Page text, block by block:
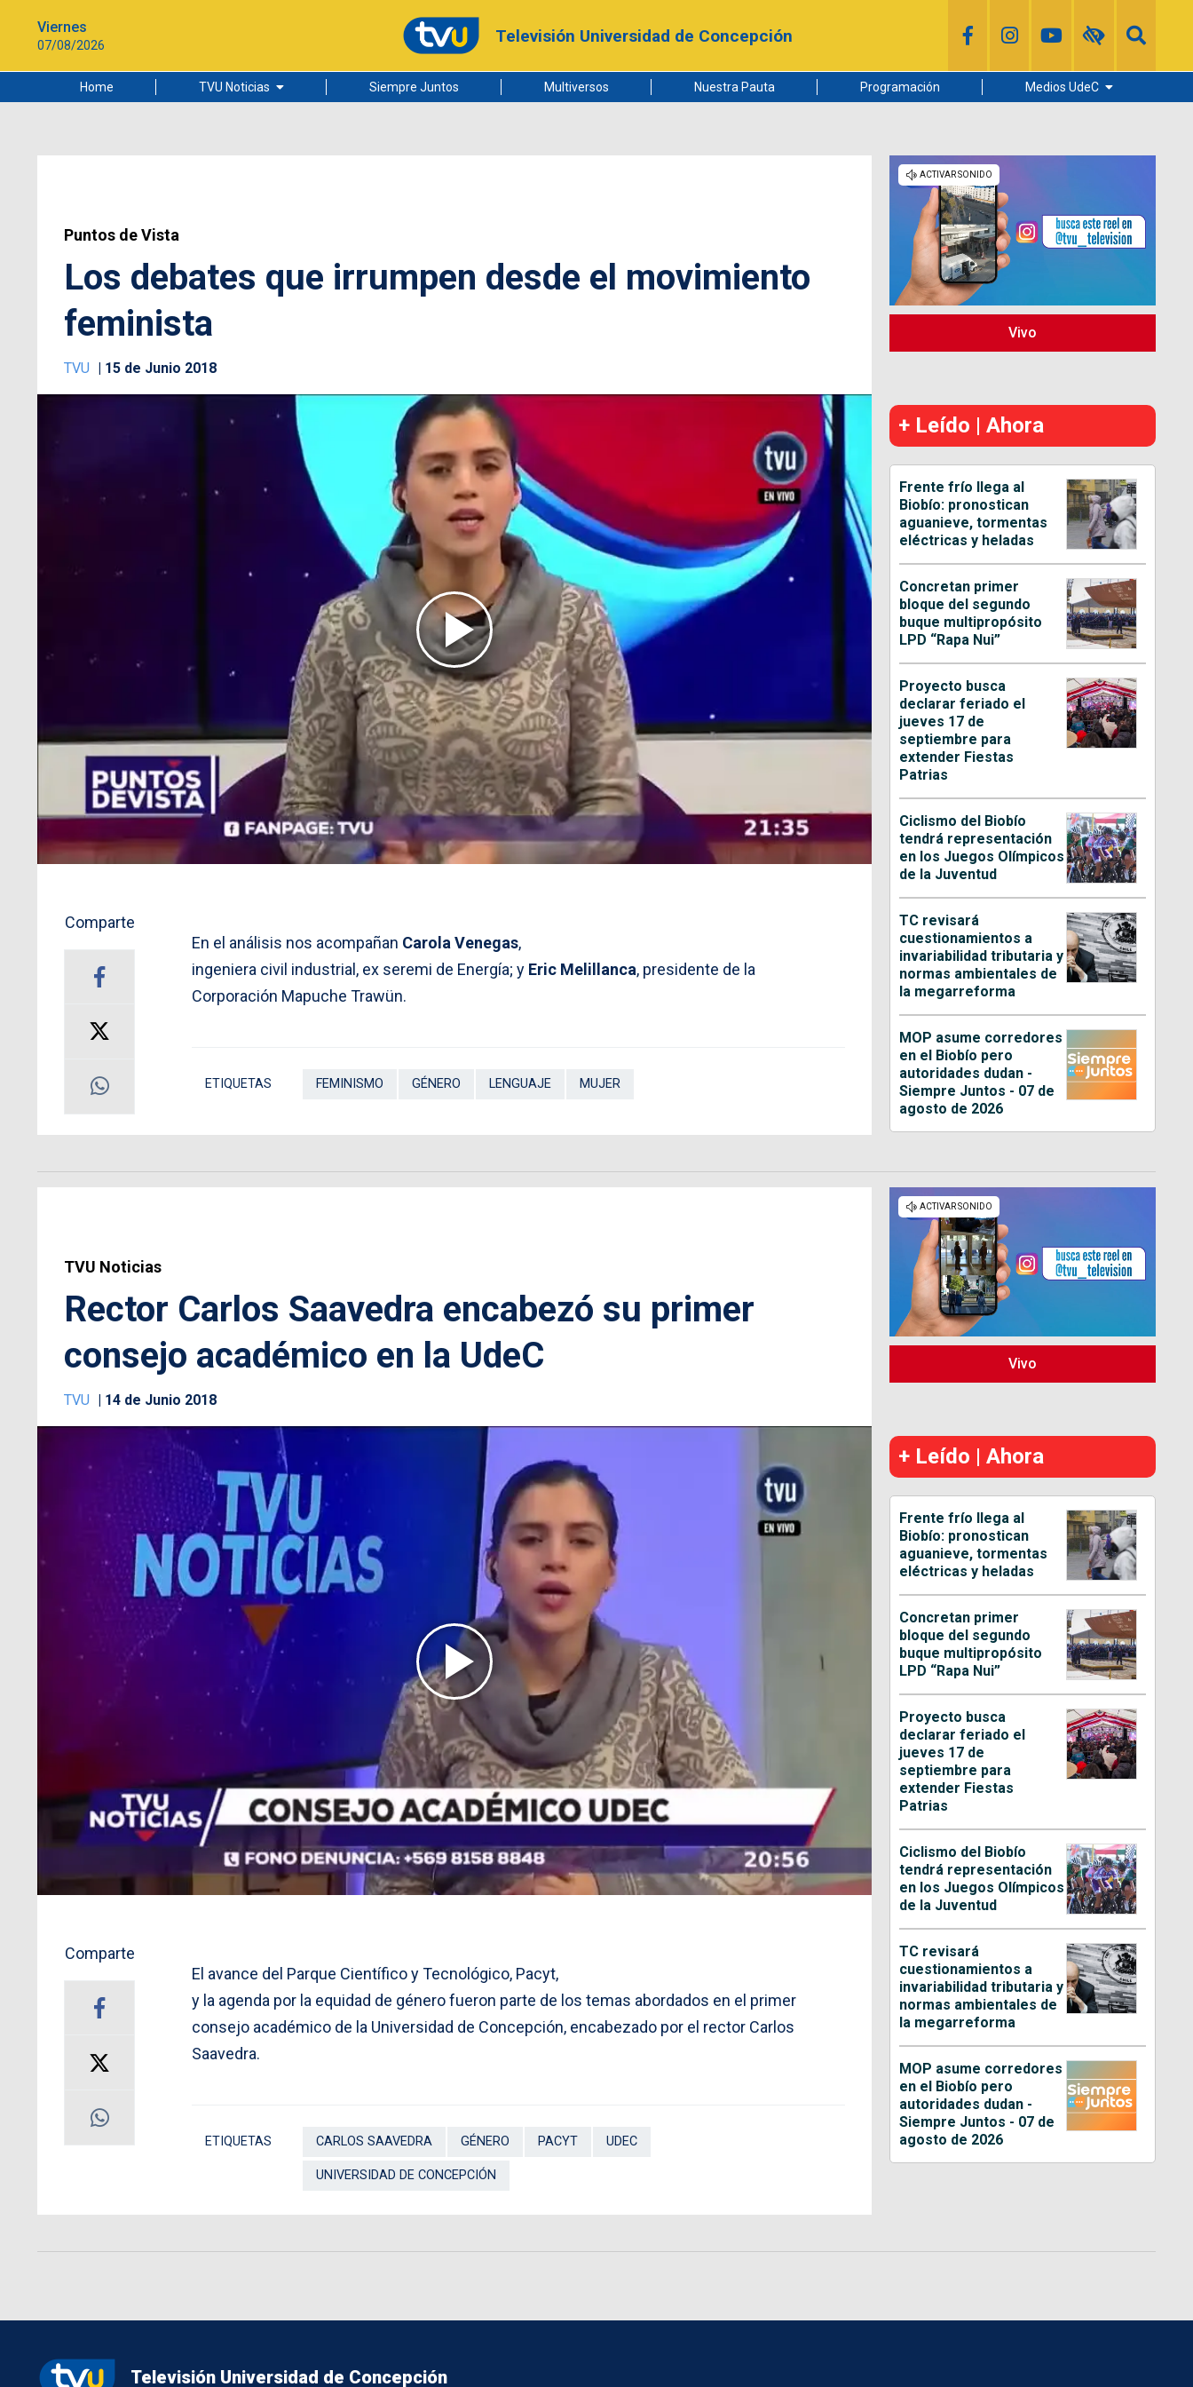
Viernes
07/08/2026 Televisión Universidad de Concepción
Home TVU Noticias
Ciudad
Siempre Juntos Multiversos Nuestra Pauta Programación Medios UdeC
Radio UdeC
Noticias UdeC
La Discusión
Puntos de Vista
Los debates que irrumpen desde el movimiento
feminista
TVU 15 de Junio 2018
Comparte
En el análisis nos acompañan Carola Venegas,
ingeniera civil industrial, ex seremi de Energía; y Eric Melillanca, presidente de la
Corporación Mapuche Trawün.
ETIQUETAS FEMINISMO GÉNERO LENGUAJE MUJER
Vivo
+ Leído | Ahora
Frente frío llega al
Biobío: pronostican
aguanieve, tormentas
eléctricas y heladas
Concretan primer
bloque del segundo
buque multipropósito
LPD “Rapa Nui”
Proyecto busca
declarar feriado el
jueves 17 de
septiembre para
extender Fiestas
Patrias
Ciclismo del Biobío
tendrá representación
en los Juegos Olímpicos
de la Juventud
TC revisará
cuestionamientos a
invariabilidad tributaria y
normas ambientales de
la megarreforma
MOP asume corredores
en el Biobío pero
autoridades dudan -
Siempre Juntos - 07 de
agosto de 2026
TVU Noticias
Rector Carlos Saavedra encabezó su primer
consejo académico en la UdeC
TVU 14 de Junio 2018
Comparte
El avance del Parque Científico y Tecnológico, Pacyt,
y la agenda por la equidad de género fueron parte de los temas abordados en el primer
consejo académico de la Universidad de Concepción, encabezado por el rector Carlos
Saavedra.
ETIQUETAS CARLOS SAAVEDRA GÉNERO PACYT UDEC
UNIVERSIDAD DE CONCEPCIÓN
Vivo
+ Leído | Ahora
Frente frío llega al
Biobío: pronostican
aguanieve, tormentas
eléctricas y heladas
Concretan primer
bloque del segundo
buque multipropósito
LPD “Rapa Nui”
Proyecto busca
declarar feriado el
jueves 17 de
septiembre para
extender Fiestas
Patrias
Ciclismo del Biobío
tendrá representación
en los Juegos Olímpicos
de la Juventud
TC revisará
cuestionamientos a
invariabilidad tributaria y
normas ambientales de
la megarreforma
MOP asume corredores
en el Biobío pero
autoridades dudan -
Siempre Juntos - 07 de
agosto de 2026
Televisión Universidad de Concepción